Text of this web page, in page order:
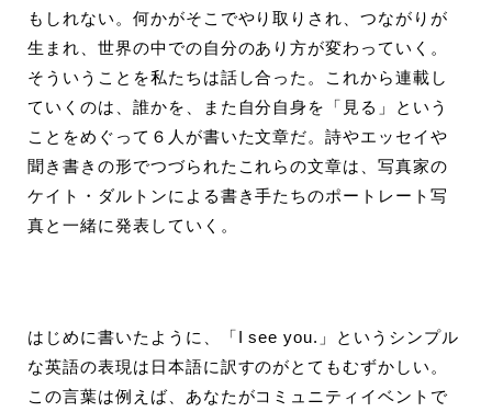
もしれない。何かがそこでやり取りされ、つながりが
生まれ、世界の中での自分のあり方が変わっていく。
そういうことを私たちは話し合った。これから連載し
ていくのは、誰かを、また自分自身を「見る」という
ことをめぐって６人が書いた文章だ。詩やエッセイや
聞き書きの形でつづられたこれらの文章は、写真家の
ケイト・ダルトンによる書き手たちのポートレート写
真と一緒に発表していく。
はじめに書いたように、「I see you.」というシンプル
な英語の表現は日本語に訳すのがとてもむずかしい。
この言葉は例えば、あなたがコミュニティイベントで